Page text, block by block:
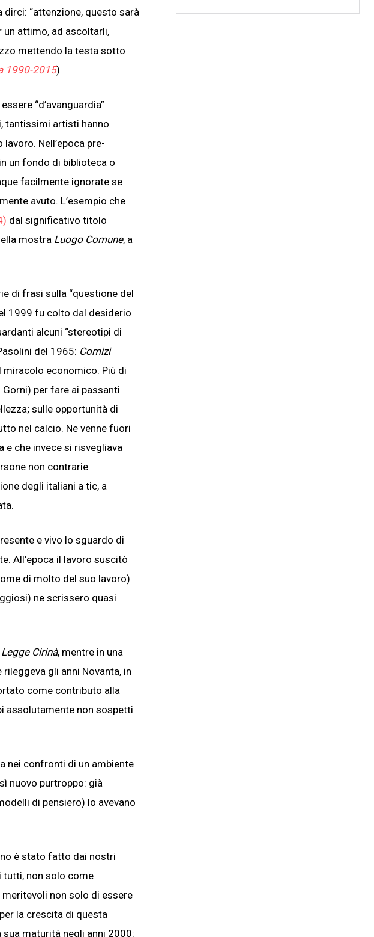
“attenzione, questo sarà
un attimo, ad ascoltarli,
mettendo la testa sotto
1990-2015)
“d’avanguardia”
tantissimi artisti hanno
Nell’epoca pre-
un fondo di biblioteca o
facilmente ignorate se
avuto. L’esempio che
dal significativo titolo
mostra Luogo Comune, a
di frasi sulla “questione del
1999 fu colto dal desiderio
alcuni “stereotipi di
del 1965: Comizi
economico. Più di
per fare ai passanti
sulle opportunità di
nel calcio. Ne venne fuori
e che invece si risvegliava
non contrarie
degli italiani a tic, a
e vivo lo sguardo di
All’epoca il lavoro suscitò
di molto del suo lavoro)
ne scrissero quasi
Legge Cirinà, mentre in una
gli anni Novanta, in
come contributo alla
assolutamente non sospetti
nei confronti di un ambiente
nuovo purtroppo: già
di pensiero) lo avevano
è stato fatto dai nostri
tutti, non solo come
non solo di essere
la crescita di questa
sua maturità negli anni 2000: